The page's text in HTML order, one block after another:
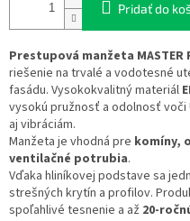
Pridať do
Prestupová manžeta MASTER
riešenie na trvalé a vodotesné
fasádu. Vysokokvalitný materiál
vysokú pružnosť a odolnosť
aj vibráciám.
Manžeta je vhodná pre komíny,
ventilačné potrubia.
Vďaka hliníkovej podstave sa
strešných krytín a profilov.
spoľahlivé tesnenie a až 20-